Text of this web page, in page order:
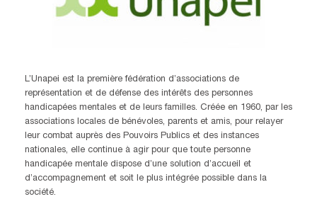
L’Unapei est la première fédération d’associations de
représentation et de défense des intérêts des personnes
handicapées mentales et de leurs familles. Créée en 1960, par les
associations locales de bénévoles, parents et amis, pour relayer
leur combat auprès des Pouvoirs Publics et des instances
nationales, elle continue à agir pour que toute personne
handicapée mentale dispose d’une solution d’accueil et
d’accompagnement et soit le plus intégrée possible dans la
société.